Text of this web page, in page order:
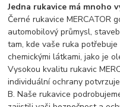
Jedna rukavice má mnoho
Černé rukavice MERCATOR
automobilový průmysl,
tam, kde vaše ruka
chemickými látkami, jako je
Vysokou kvalitu rukavic
individuální ochrany
B. Naše rukavice